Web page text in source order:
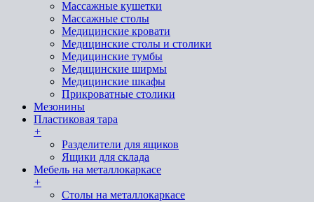
Массажные кушетки
Массажные столы
Медицинские кровати
Медицинские столы и столики
Медицинские тумбы
Медицинские ширмы
Медицинские шкафы
Прикроватные столики
Мезонины
Пластиковая тара
+
Разделители для ящиков
Ящики для склада
Мебель на металлокаркасе
+
Cтолы на металлокаркасе